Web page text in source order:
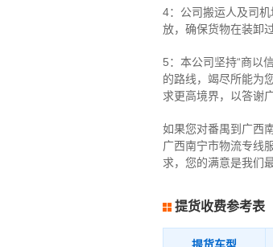
4：公司搬运人及司
放，确保货物在装卸
5：本公司坚持“商以
的路线，竭尽所能为
求更高境界，以答谢
如果您对番禺到广西
广西南宁市物流专线
求，您的满意是我们
提货收费参考表